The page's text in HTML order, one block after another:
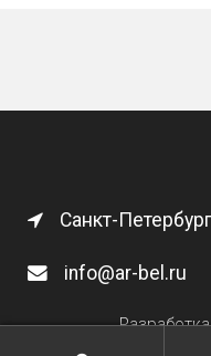
Санкт-
info@ar-bel.ru